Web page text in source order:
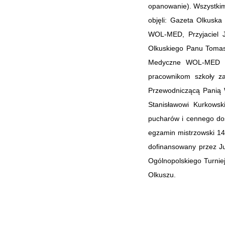
opanowanie).
objęli: Gazeta
WOL-MED, Przyjaciel
Olkuskiego Panu
Medyczne WOL-
pracownikom szkoły
Przewodniczącą
Stanisławowi
pucharów i cennego
egzamin mistrzowski
dofinansowany przez
Ogólnopolskiego
Olkuszu.